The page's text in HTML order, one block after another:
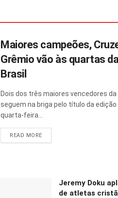
Maiores campeões,
Grêmio vão às quartas
Brasil
Dois dos três maiores vencedores da
seguem na briga pelo título da
quarta-feira...
READ MORE
Jeremy Doku
de atletas